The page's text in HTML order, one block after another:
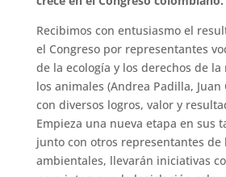
Recibimos con entusiasmo el
el Congreso por representantes
de la ecología y los derechos de
los animales (Andrea Padilla, Juan
con diversos logros, valor y
Empieza una nueva etapa en sus
junto con otros representantes de
ambientales, llevarán iniciativas